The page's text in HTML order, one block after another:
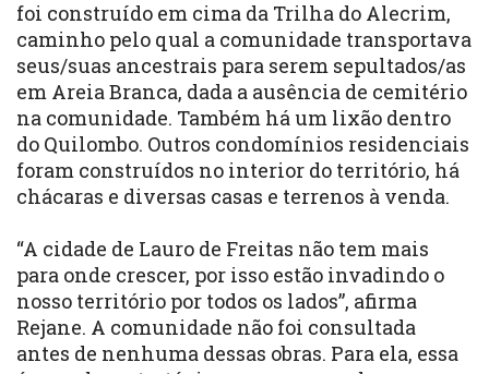
foi construído em cima da Trilha do Alecrim,
caminho pelo qual a comunidade transportava
seus/suas ancestrais para serem sepultados/as
em Areia Branca, dada a ausência de cemitério
na comunidade. Também há um lixão dentro
do Quilombo. Outros condomínios residenciais
foram construídos no interior do território, há
chácaras e diversas casas e terrenos à venda.
“A cidade de Lauro de Freitas não tem mais
para onde crescer, por isso estão invadindo o
nosso território por todos os lados”, afirma
Rejane. A comunidade não foi consultada
antes de nenhuma dessas obras. Para ela, essa